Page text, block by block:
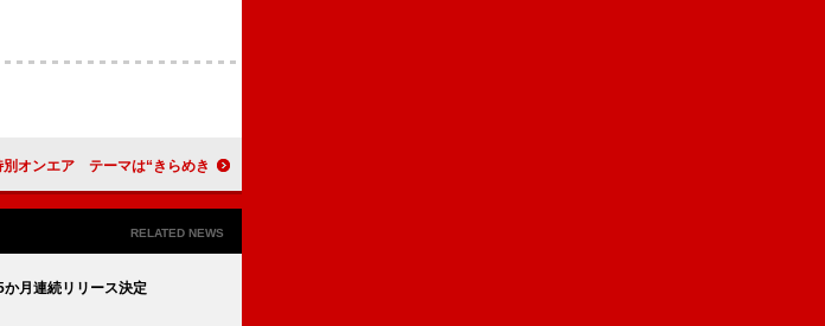
ジオ番組を一夜限りの特別オンエア テーマは“きらめき”
RELATED NEWS
月連続リリース決定